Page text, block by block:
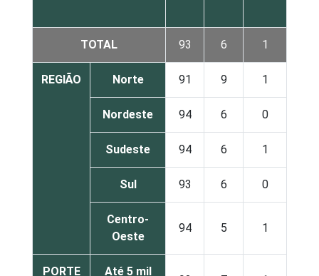
TOTAL 93 6 1
REGIÃO Norte 91 9 1
Nordeste 94 6 0
Sudeste 94 6 1
Sul 93 6 0
Centro-
Oeste
94 5 1
PORTE
Até 5 mil